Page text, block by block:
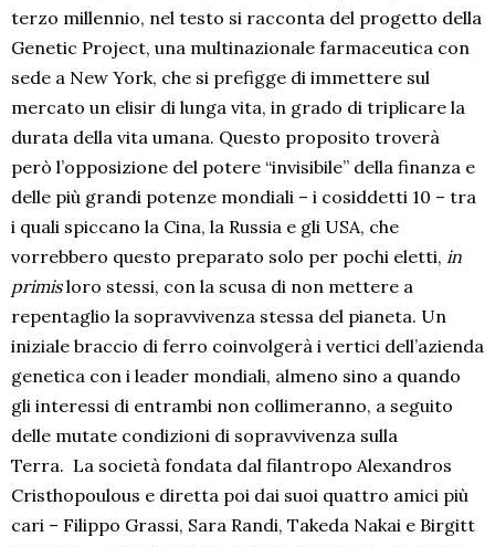
terzo millennio, nel testo si racconta del progetto della
Genetic Project, una multinazionale farmaceutica con
sede a New York, che si prefigge di immettere sul
mercato un elisir di lunga vita, in grado di triplicare la
durata della vita umana. Questo proposito troverà
però l’opposizione del potere “invisibile” della finanza e
delle più grandi potenze mondiali – i cosiddetti 10 – tra
i quali spiccano la Cina, la Russia e gli USA, che
vorrebbero questo preparato solo per pochi eletti, in
primisloro stessi, con la scusa di non mettere a
repentaglio la sopravvivenza stessa del pianeta. Un
iniziale braccio di ferro coinvolgerà i vertici dell’azienda
genetica con i leader mondiali, almeno sino a quando
gli interessi di entrambi non collimeranno, a seguito
delle mutate condizioni di sopravvivenza sulla
Terra. La società fondata dal filantropo Alexandros
Cristhopoulous e diretta poi dai suoi quattro amici più
cari – Filippo Grassi, Sara Randi, Takeda Nakai e Birgitt